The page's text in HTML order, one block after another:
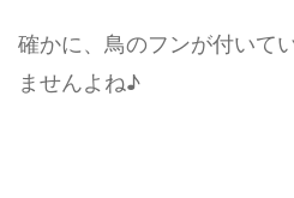
確かに、鳥のフンが付いて
ませんよね♪